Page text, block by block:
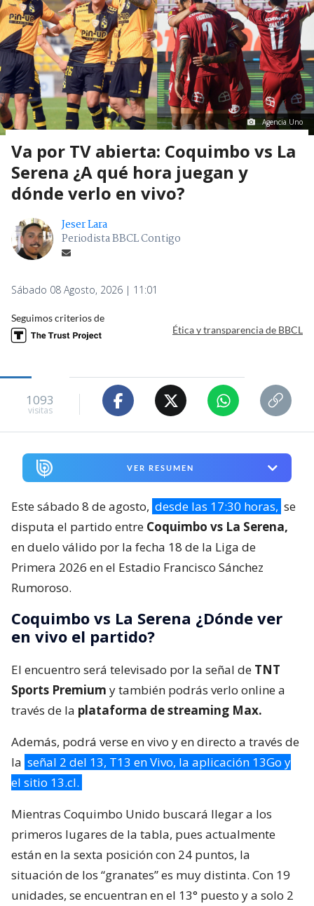
Agencia Uno
Va por TV abierta: Coquimbo vs La
Serena ¿A qué hora juegan y
dónde verlo en vivo?
Jeser Lara
Periodista BBCL Contigo
Sábado 08 Agosto, 2026 | 11:01
Seguimos criterios de
Ética y transparencia de BBCL
1093
visitas
VER RESUMEN
Este sábado 8 de agosto, desde las 17:30 horas, se
disputa el partido entre Coquimbo vs La Serena,
en duelo válido por la fecha 18 de la Liga de
Primera 2026 en el Estadio Francisco Sánchez
Rumoroso.
Coquimbo vs La Serena ¿Dónde ver
en vivo el partido?
El encuentro será televisado por la señal de TNT
Sports Premium y también podrás verlo online a
través de la plataforma de streaming Max.
Además, podrá verse en vivo y en directo a través de
la señal 2 del 13, T13 en Vivo, la aplicación 13Go y
el sitio 13.cl.
Mientras Coquimbo Unido buscará llegar a los
primeros lugares de la tabla, pues actualmente
están en la sexta posición con 24 puntos, la
situación de los “granates” es muy distinta. Con 19
unidades, se encuentran en el 13° puesto y a solo 2